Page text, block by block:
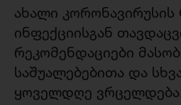
ახალი კორონავირუსის
ინფექციისგან
რეკომენდაციები
საშუალებებითა და
ყოველდღე